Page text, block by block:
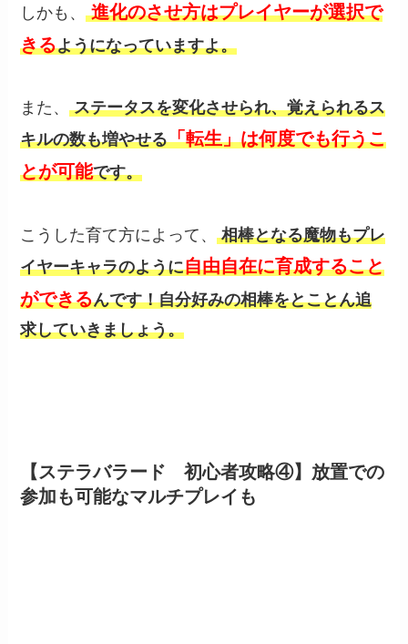
しかも、進化のさせ方はプレイヤーが選択で
きるようになっていますよ。
また、ステータスを変化させられ、覚えられるス
キルの数も増やせる「転生」は何度でも行うこ
とが可能です。
こうした育て方によって、相棒となる魔物もプレ
イヤーキャラのように自由自在に育成すること
ができるんです！自分好みの相棒をとことん追
求していきましょう。
【ステラバラード 初心者攻略④】放置での
参加も可能なマルチプレイも